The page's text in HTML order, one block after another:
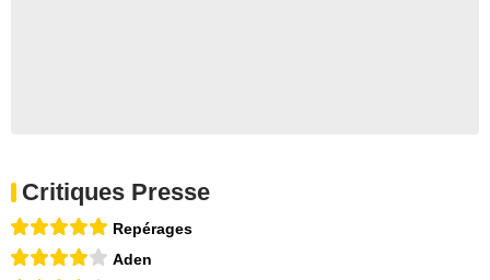
Critiques Presse
Repérages
Aden